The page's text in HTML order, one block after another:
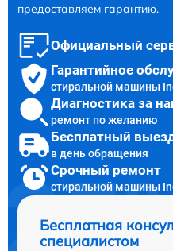
предоставляем гарантию.
Официальный
Гарантийное
стиральной машины
Диагностика за
ремонт по желанию
Бесплатный
в день обращения
Срочный ремонт
стиральной машины
Бесплатная
специалистом